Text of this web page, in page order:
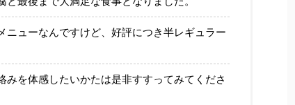
ニューなんですけど、好評につき半レギュラー
を体感したいかたは是非すすってみてくださ